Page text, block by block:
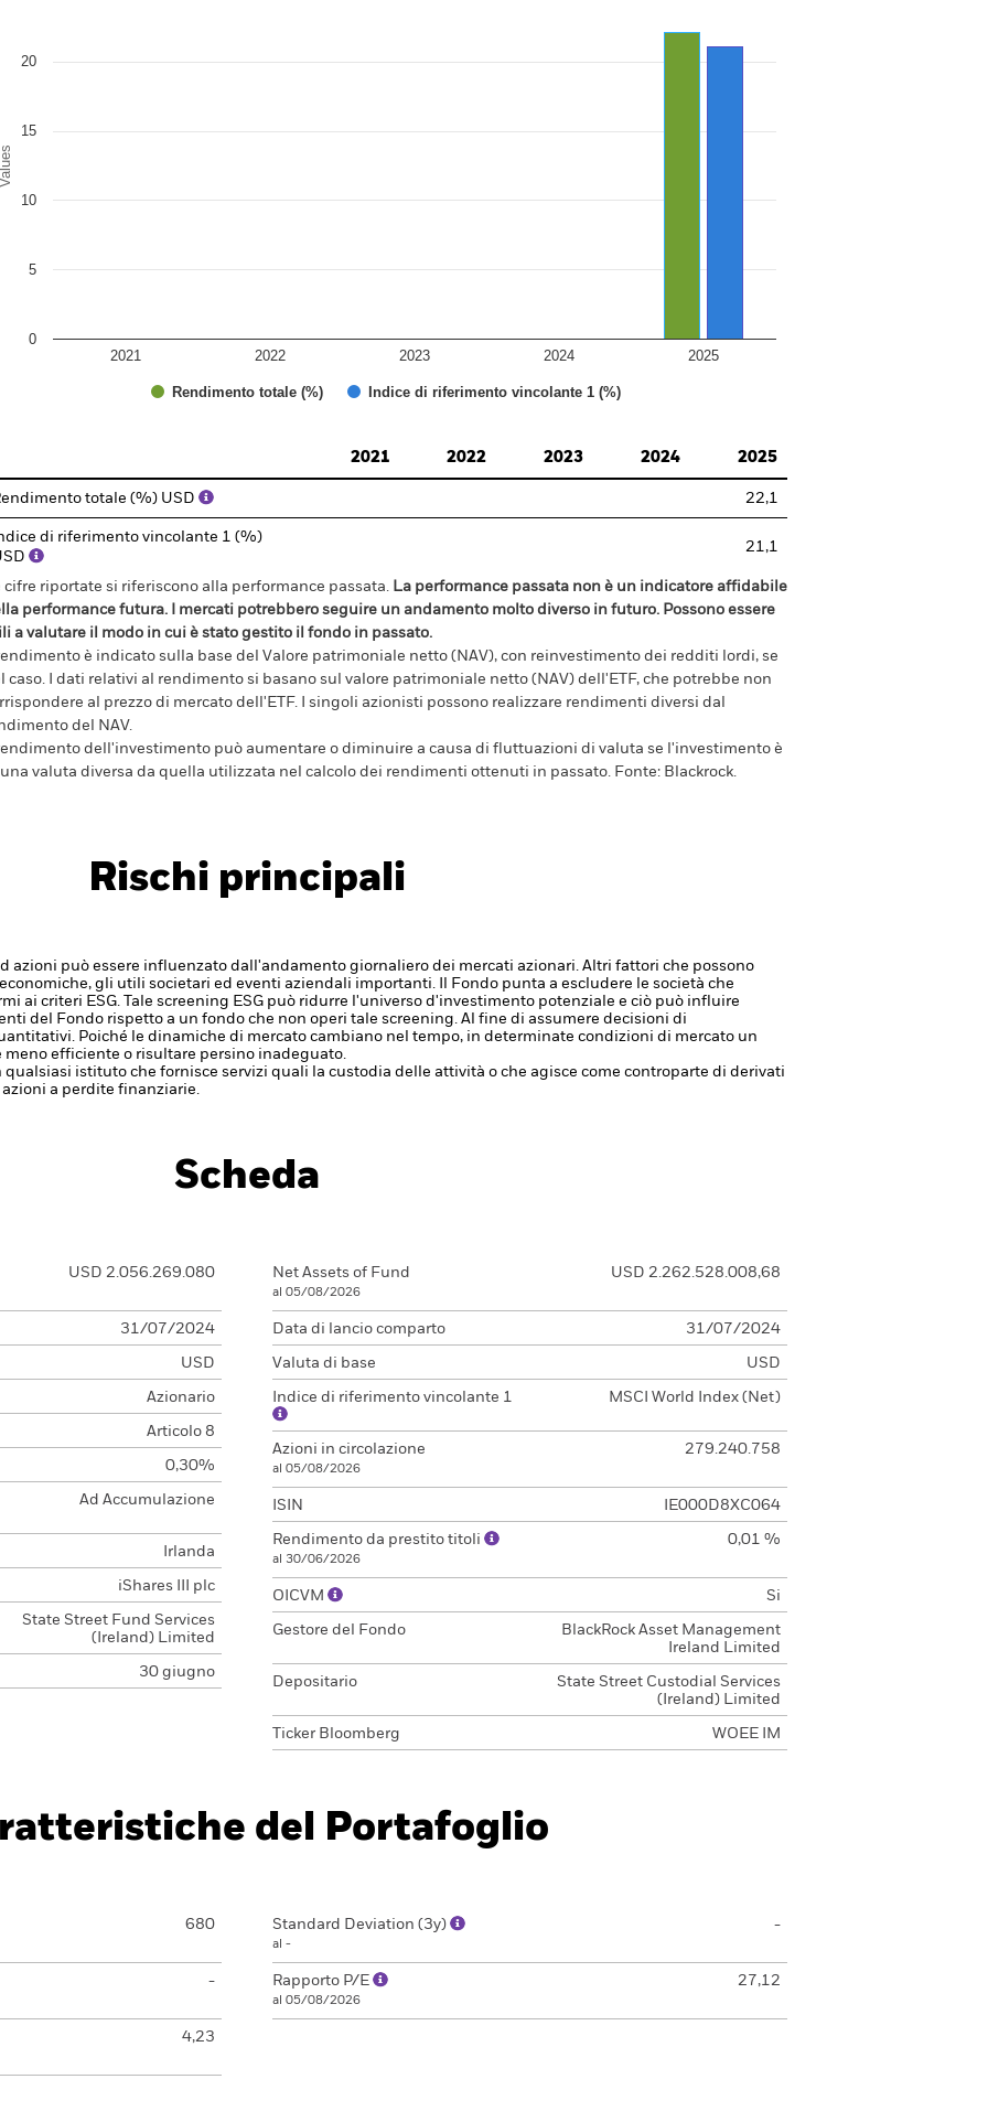
Values
Rendimento totale (%) Indice di riferimento vincolante 1 (%)
2021 2022 2023 2024 2025
0
5
10
15
20
2021
2022 2023 2024 2025
totale (%) USD 22,1
di riferimento vincolante 1 (%)
21,1
cifre riportate si riferiscono alla performance passata. La performance passata non è un indicatore affidabile
performance futura. I mercati potrebbero seguire un andamento molto diverso in futuro. Possono essere
a valutare il modo in cui è stato gestito il fondo in passato.
rendimento è indicato sulla base del Valore patrimoniale netto (NAV), con reinvestimento dei redditi lordi, se
caso. I dati relativi al rendimento si basano sul valore patrimoniale netto (NAV) dell'ETF, che potrebbe non
al prezzo di mercato dell'ETF. I singoli azionisti possono realizzare rendimenti diversi dal
del NAV.
rendimento dell'investimento può aumentare o diminuire a causa di fluttuazioni di valuta se l'investimento è
valuta diversa da quella utilizzata nel calcolo dei rendimenti ottenuti in passato. Fonte: Blackrock.
Rischi principali
azioni può essere influenzato dall'andamento giornaliero dei mercati azionari. Altri fattori che possono
gli utili societari ed eventi aziendali importanti.
Il Fondo punta a escludere le società che
ai criteri ESG. Tale screening ESG può ridurre l'universo d'investimento potenziale e ciò può influire
del Fondo rispetto a un fondo che non operi tale screening. Al fine di assumere decisioni di
Poiché le dinamiche di mercato cambiano nel tempo, in determinate condizioni di mercato un
efficiente o risultare persino inadeguato.
qualsiasi istituto che fornisce servizi quali la custodia delle attività o che agisce come controparte di derivati
a perdite finanziarie.
Scheda
USD 2.056.269.080
31/07/2024
USD
Azionario
Articolo 8
0,30%
Ad Accumulazione
Irlanda
iShares III plc
State Street Fund Services
(Ireland) Limited
30 giugno
Net Assets of Fund
al 05/08/2026
USD 2.262.528.008,68
Data di lancio comparto 31/07/2024
Valuta di base USD
Indice di riferimento vincolante 1 MSCI World Index (Net)
Azioni in circolazione
al 05/08/2026
279.240.758
ISIN IE000D8XC064
Rendimento da prestito titoli
al 30/06/2026
0,01 %
OICVM Si
Gestore del Fondo
BlackRock Asset Management
Ireland Limited
Depositario
State Street Custodial Services
(Ireland) Limited
Ticker Bloomberg WOEE IM
del Portafoglio
680
-
4,23
Standard Deviation (3y)
al -
-
Rapporto P/E
al 05/08/2026
27,12